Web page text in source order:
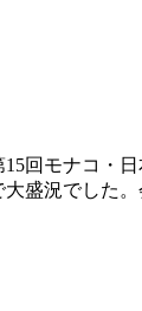
回モナコ
盛況でした